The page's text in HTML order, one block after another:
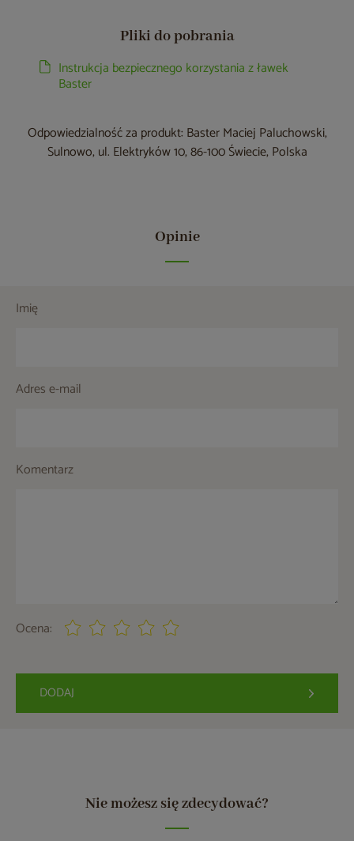
Pliki do pobrania
Instrukcja bezpiecznego korzystania z ławek
Baster
Odpowiedzialność za produkt: Baster Maciej Paluchowski,
Sulnowo, ul. Elektryków 10, 86-100 Świecie, Polska
Opinie
Imię
Adres e-mail
Komentarz
Ocena:
DODAJ
Nie możesz się zdecydować?